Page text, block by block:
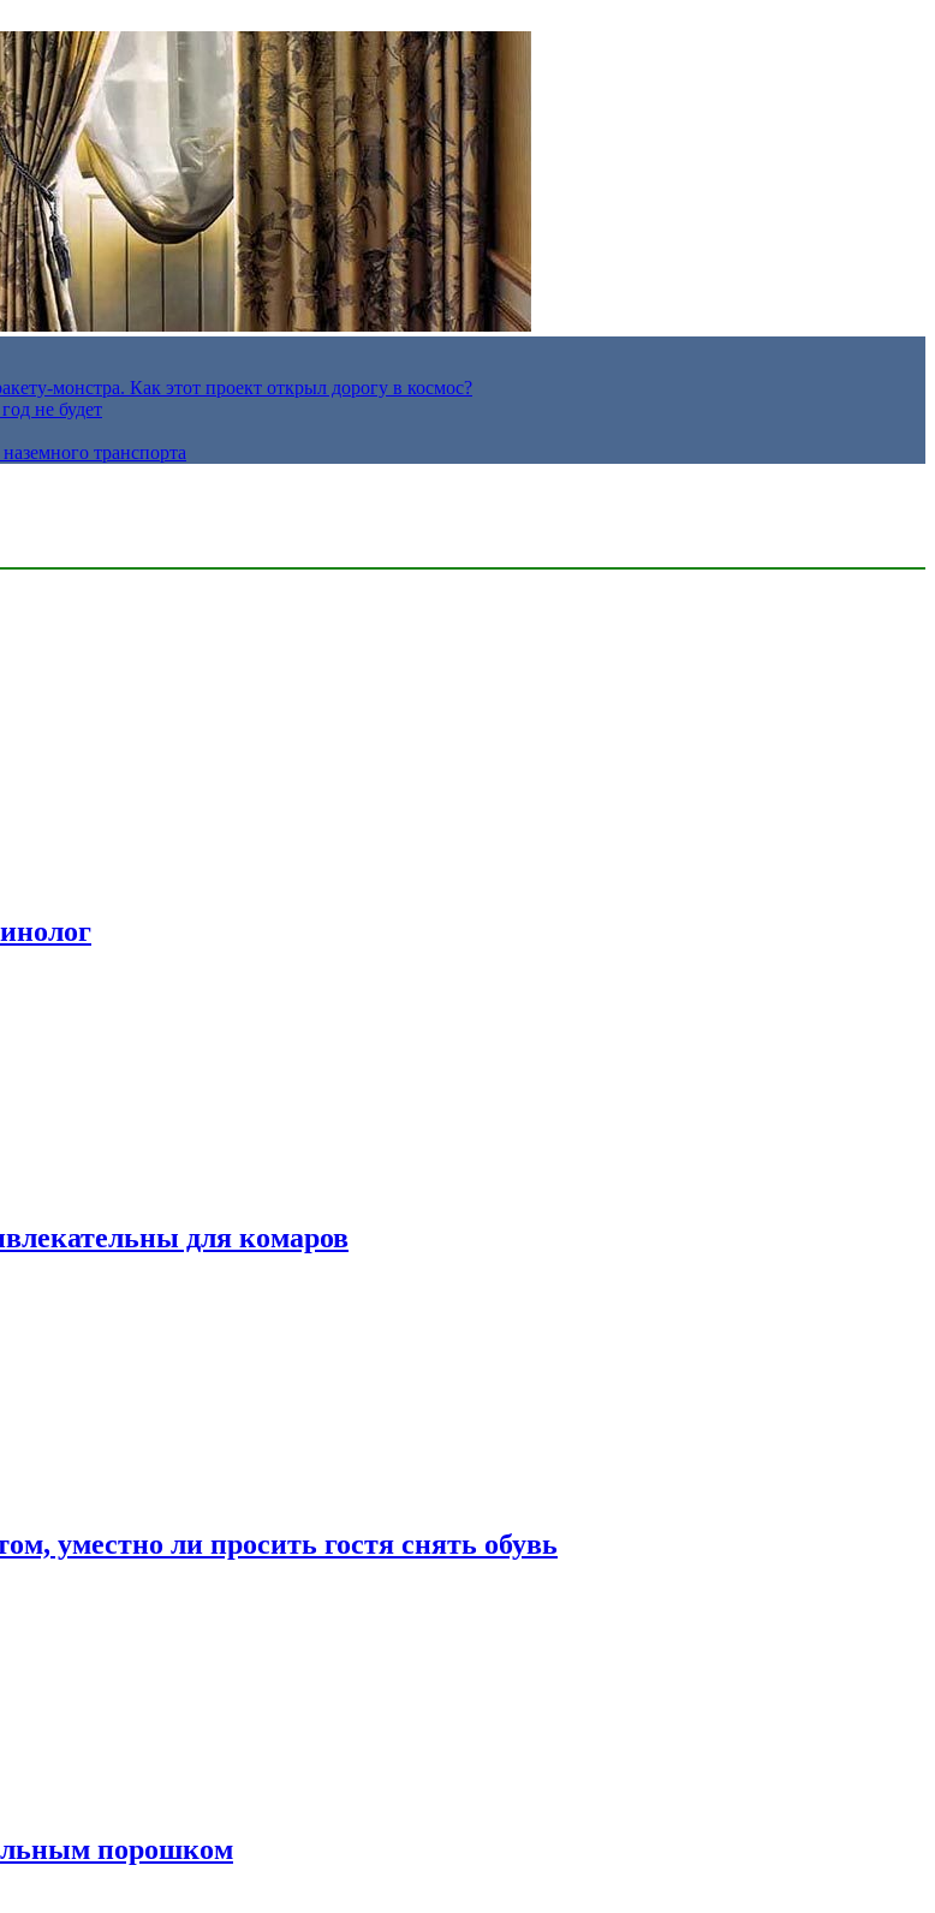
монстра. Как этот проект открыл дорогу в космос?
не будет
транспорта
для комаров
уместно ли просить гостя снять обувь
порошком